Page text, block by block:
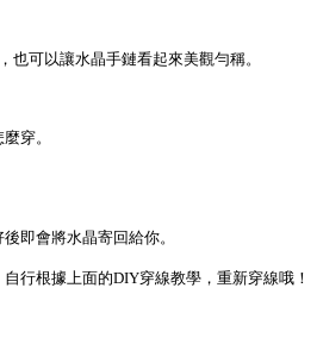
可以讓水晶手鏈看起來美觀勻稱。
穿。
即會將水晶寄回給你。
行根據上面的DIY穿線教學，重新穿線哦！